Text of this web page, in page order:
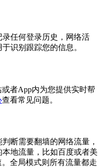
任何登录历史，网络活
识别跟踪您的信息。
者App内为您提供实时帮
查看常见问题。
断需要翻墙的网络流量，
地流量，比如百度或者美
全局模式则所有流量都走